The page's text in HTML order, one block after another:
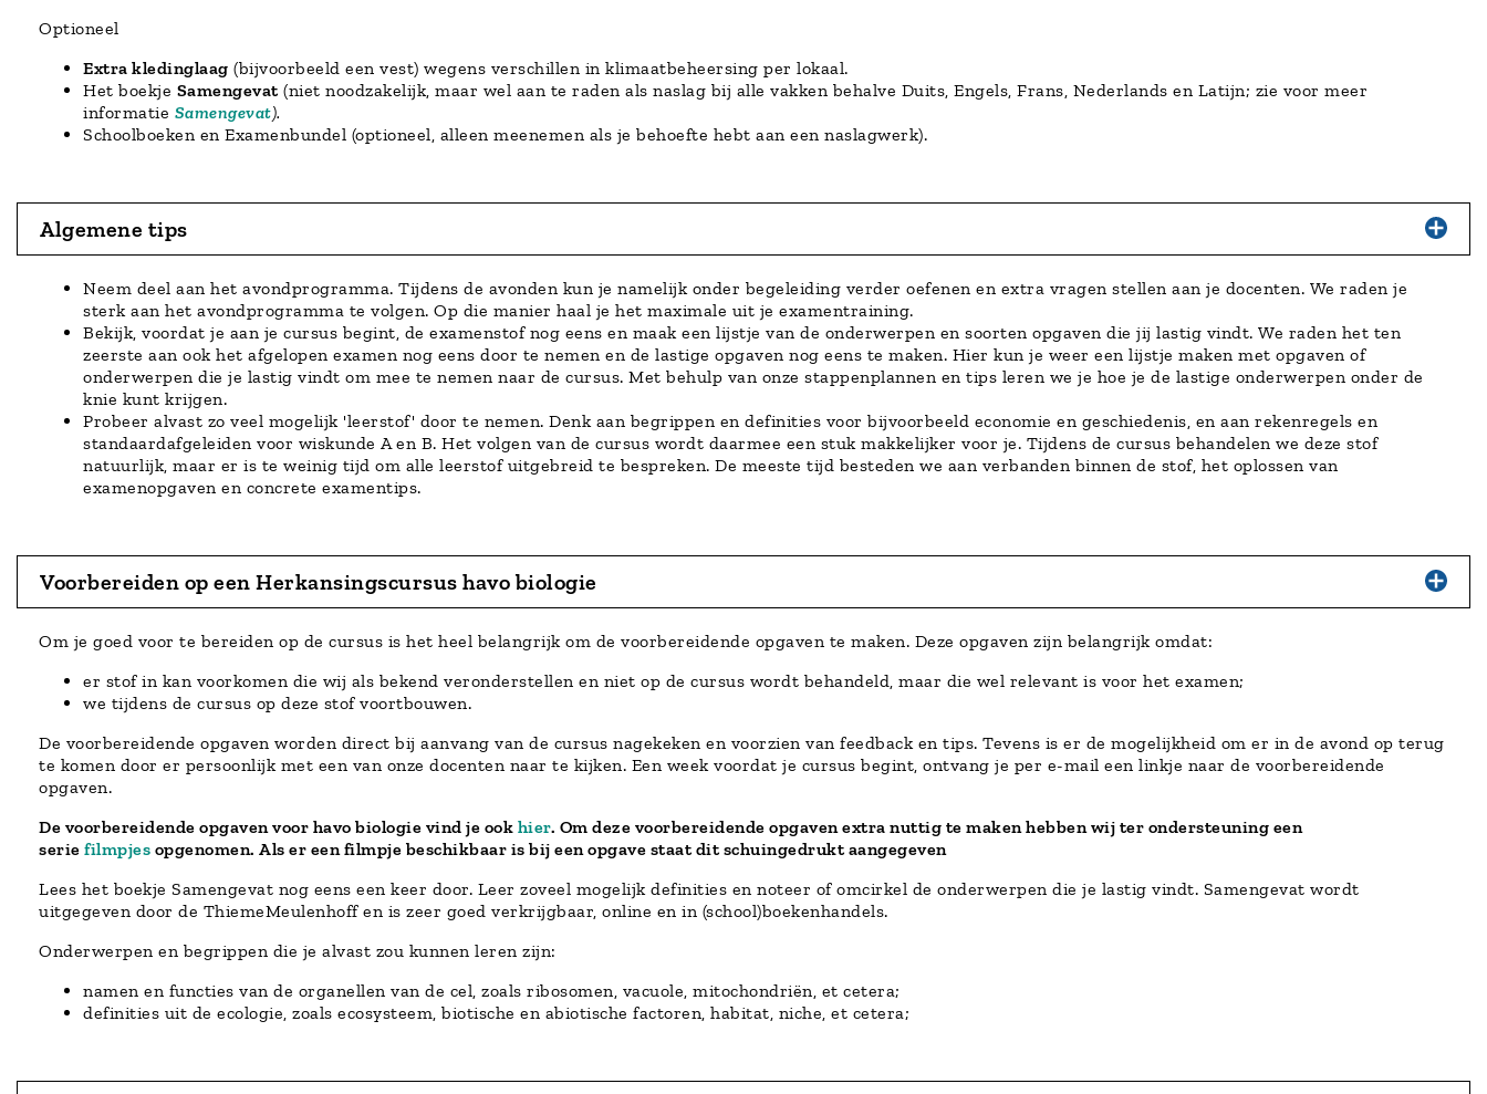
Optioneel
Extra kledinglaag (bijvoorbeeld een vest) wegens verschillen in klimaatbeheersing per lokaal.
Het boekje Samengevat (niet noodzakelijk, maar wel aan te raden als naslag bij alle vakken behalve Duits, Engels, Frans, Nederlands en Latijn; zie voor meer
informatie Samengevat).
Schoolboeken en Examenbundel (optioneel, alleen meenemen als je behoefte hebt aan een naslagwerk).
Algemene tips
Neem deel aan het avondprogramma. Tijdens de avonden kun je namelijk onder begeleiding verder oefenen en extra vragen stellen aan je docenten. We raden je
sterk aan het avondprogramma te volgen. Op die manier haal je het maximale uit je examentraining.
Bekijk, voordat je aan je cursus begint, de examenstof nog eens en maak een lijstje van de onderwerpen en soorten opgaven die jij lastig vindt. ​​​We raden het ten
zeerste aan ook het afgelopen examen nog eens door te nemen en de lastige opgaven nog eens te maken. Hier kun je weer een lijstje maken met opgaven of
onderwerpen die je lastig vindt om mee te nemen naar de cursus. Met behulp van onze stappenplannen en tips leren we je hoe je de lastige onderwerpen onder de
knie kunt krijgen.
Probeer alvast zo veel mogelijk 'leerstof' door te nemen. Denk aan begrippen en definities voor bijvoorbeeld economie en geschiedenis, en aan rekenregels en
standaardafgeleiden voor wiskunde A en B. Het volgen van de cursus wordt daarmee een stuk makkelijker voor je. Tijdens de cursus behandelen we deze stof
natuurlijk, maar er is te weinig tijd om alle leerstof uitgebreid te bespreken. De meeste tijd besteden we aan verbanden binnen de stof, het oplossen van
examenopgaven en concrete examentips.
Voorbereiden op een Herkansingscursus havo biologie
Om je goed voor te bereiden op de cursus is het heel belangrijk om de voorbereidende opgaven te maken. Deze opgaven zijn belangrijk omdat:
er stof in kan voorkomen die wij als bekend veronderstellen en niet op de cursus wordt behandeld, maar die wel relevant is voor het examen;
we tijdens de cursus op deze stof voortbouwen.
De voorbereidende opgaven worden direct bij aanvang van de cursus nagekeken en voorzien van feedback en tips. Tevens is er de mogelijkheid om er in de avond op terug
te komen door er persoonlijk met een van onze docenten naar te kijken. Een week voordat je cursus begint, ontvang je per e-mail een linkje naar de voorbereidende
opgaven.
De voorbereidende opgaven voor havo biologie vind je ook hier. Om deze voorbereidende opgaven extra nuttig te maken hebben wij ter ondersteuning een
serie filmpjes opgenomen. Als er een filmpje beschikbaar is bij een opgave staat dit schuingedrukt aangegeven
Lees het boekje Samengevat nog eens een keer door. Leer zoveel mogelijk definities en noteer of omcirkel de onderwerpen die je lastig vindt. Samengevat wordt
uitgegeven door de ThiemeMeulenhoff en is zeer goed verkrijgbaar, online en in (school)boekenhandels.
Onderwerpen en begrippen die je alvast zou kunnen leren zijn:
namen en functies van de organellen van de cel, zoals ribosomen, vacuole, mitochondriën, et cetera;
definities uit de ecologie, zoals ecosysteem, biotische en abiotische factoren, habitat, niche, et cetera;